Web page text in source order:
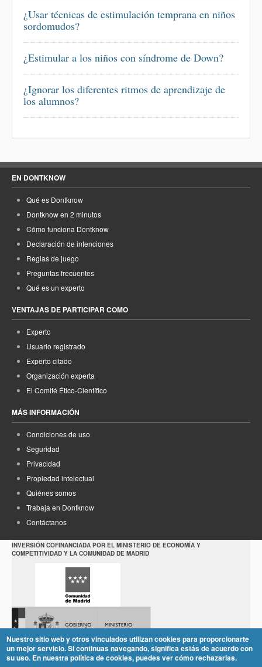
¿Usar técnicas de estimulación temprana en niños
sordomudos?
¿Estimular a los niños con síndrome de Down?
¿Ignorar los diferentes ritmos de aprendizaje de
los alumnos?
EN DONTKNOW
Qué es Dontknow
Dontknow en 2 minutos
Cómo funciona Dontknow
Declaración de intenciones
Reglas de juego
Preguntas frecuentes
Qué es un experto
VENTAJAS DE PARTICIPAR COMO
Experto
Usuario registrado
Experto citado
Organización experta
El Comité Ético-Científico
MÁS INFORMACIÓN
Condiciones de uso
Seguridad
Privacidad
Propiedad intelectual
Quiénes somos
Trabaja en Dontknow
Contáctanos
INVERSIÓN COFINANCIADA POR EL MINISTERIO DE ECONOMÍA Y
COMPETITIVIDAD Y LA COMUNIDAD DE MADRID
Nuestro sitio web y otros vinculados utilizan cookies para proporcionarte
un mejor servicio. Si continuas navegando, significa estás de acuerdo con
su uso. En nuestra política de cookies, puedes ver cómo rechazarlas.